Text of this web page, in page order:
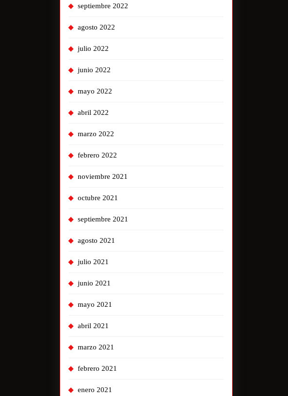
septiembre 2022
agosto 2022
julio 2022
junio 2022
mayo 2022
abril 2022
marzo 2022
febrero 2022
noviembre 2021
octubre 2021
septiembre 2021
agosto 2021
julio 2021
junio 2021
mayo 2021
abril 2021
marzo 2021
febrero 2021
enero 2021